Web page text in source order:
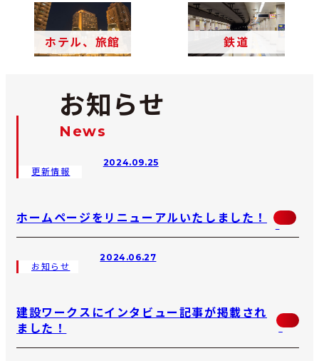
ホテル、旅館 鉄道
お知らせ
News
更新情報
2024.09.25
ホームページをリニューアルいたしました！
お知らせ
2024.06.27
建設ワークスにインタビュー記事が掲載され
ました！